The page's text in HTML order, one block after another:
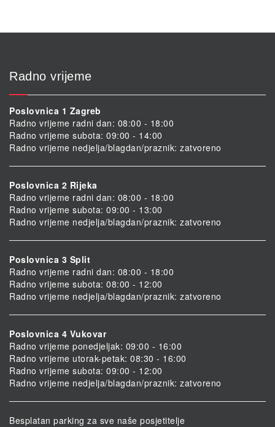
Radno vrijeme
Poslovnica 1 Zagreb
Radno vrijeme radni dan: 08:00 - 18:00
Radno vrijeme subota: 09:00 - 14:00
Radno vrijeme nedjelja/blagdan/praznik: zatvoreno
Poslovnica 2 Rijeka
Radno vrijeme radni dan: 08:00 - 18:00
Radno vrijeme subota: 09:00 - 13:00
Radno vrijeme nedjelja/blagdan/praznik: zatvoreno
Poslovnica 3 Split
Radno vrijeme radni dan: 08:00 - 18:00
Radno vrijeme subota: 08:00 - 12:00
Radno vrijeme nedjelja/blagdan/praznik: zatvoreno
Poslovnica 4 Vukovar
Radno vrijeme ponedjeljak: 09:00 - 16:00
Radno vrijeme utorak-petak: 08:30 - 16:00
Radno vrijeme subota: 09:00 - 12:00
Radno vrijeme nedjelja/blagdan/praznik: zatvoreno
Besplatan parking za sve naše posjetitelje